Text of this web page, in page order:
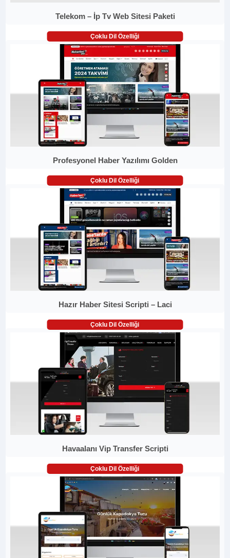
Telekom – İp Tv Web Sitesi Paketi
Çoklu Dil Özelliği
Profesyonel Haber Yazılımı Golden
Çoklu Dil Özelliği
Hazır Haber Sitesi Scripti – Laci
Çoklu Dil Özelliği
Havaalanı Vip Transfer Scripti
Çoklu Dil Özelliği